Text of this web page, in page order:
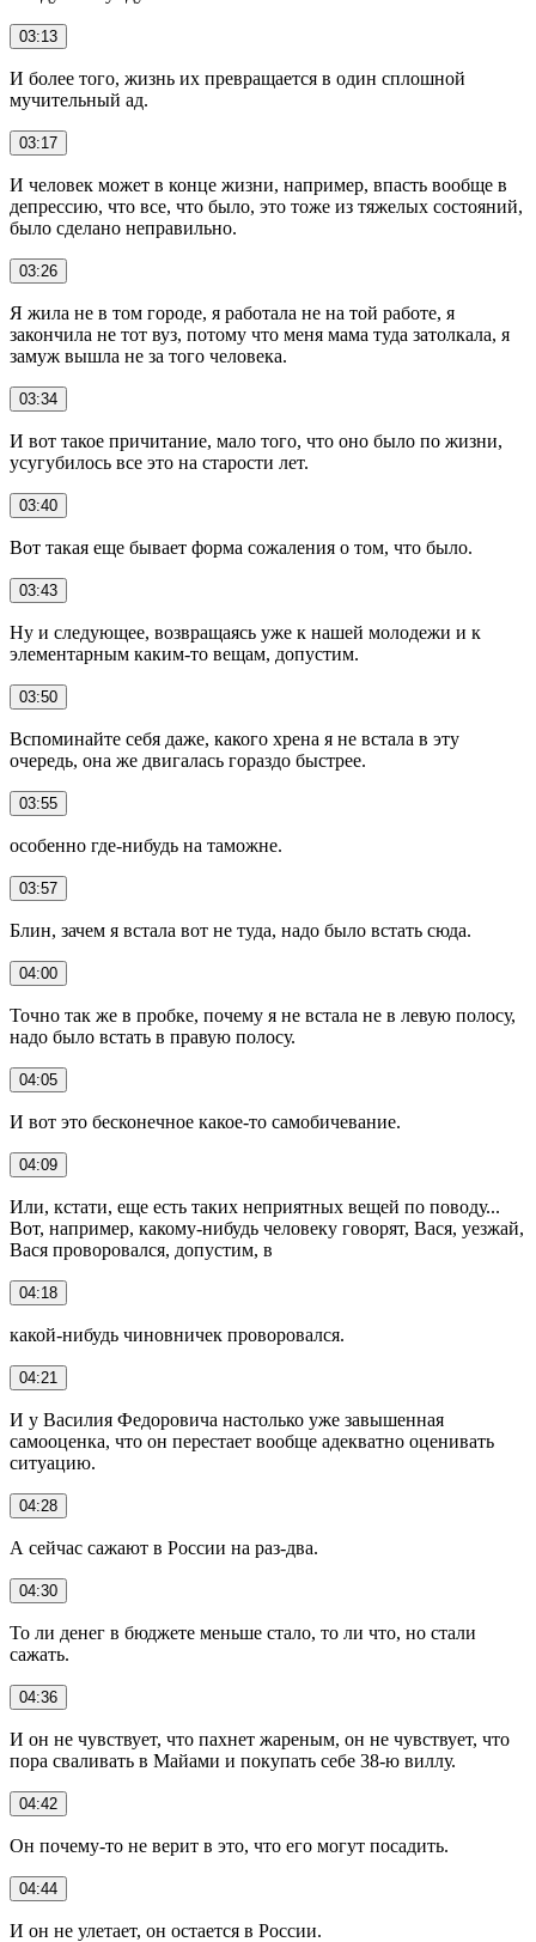
03:13
И более того, жизнь их превращается в один сплошной
мучительный ад.
03:17
И человек может в конце жизни, например, впасть вообще в
депрессию, что все, что было, это тоже из тяжелых состояний,
было сделано неправильно.
03:26
Я жила не в том городе, я работала не на той работе, я
закончила не тот вуз, потому что меня мама туда затолкала, я
замуж вышла не за того человека.
03:34
И вот такое причитание, мало того, что оно было по жизни,
усугубилось все это на старости лет.
03:40
Вот такая еще бывает форма сожаления о том, что было.
03:43
Ну и следующее, возвращаясь уже к нашей молодежи и к
элементарным каким-то вещам, допустим.
03:50
Вспоминайте себя даже, какого хрена я не встала в эту
очередь, она же двигалась гораздо быстрее.
03:55
особенно где-нибудь на таможне.
03:57
Блин, зачем я встала вот не туда, надо было встать сюда.
04:00
Точно так же в пробке, почему я не встала не в левую полосу,
надо было встать в правую полосу.
04:05
И вот это бесконечное какое-то самобичевание.
04:09
Или, кстати, еще есть таких неприятных вещей по поводу...
Вот, например, какому-нибудь человеку говорят, Вася, уезжай,
Вася проворовался, допустим, в
04:18
какой-нибудь чиновничек проворовался.
04:21
И у Василия Федоровича настолько уже завышенная
самооценка, что он перестает вообще адекватно оценивать
ситуацию.
04:28
А сейчас сажают в России на раз-два.
04:30
То ли денег в бюджете меньше стало, то ли что, но стали
сажать.
04:36
И он не чувствует, что пахнет жареным, он не чувствует, что
пора сваливать в Майами и покупать себе 38-ю виллу.
04:42
Он почему-то не верит в это, что его могут посадить.
04:44
И он не улетает, он остается в России.